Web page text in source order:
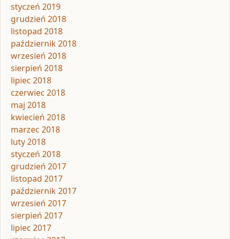
styczeń 2019
grudzień 2018
listopad 2018
październik 2018
wrzesień 2018
sierpień 2018
lipiec 2018
czerwiec 2018
maj 2018
kwiecień 2018
marzec 2018
luty 2018
styczeń 2018
grudzień 2017
listopad 2017
październik 2017
wrzesień 2017
sierpień 2017
lipiec 2017